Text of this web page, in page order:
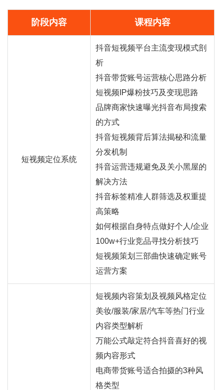
阶段内容 课程内容
短视频定位系统
抖音短视频平台主流变现模式剖
析
抖音带货账号运营核心思路分析
短视频IP爆粉技巧及变现思路
品牌商家快速曝光抖音布局搜索
的方式
抖音短视频背后算法揭秘和流量
分发机制
抖音运营违规避免及关小黑屋的
解决方法
抖音标签精准人群筛选及权重提
高策略
如何根据自身特点做好个人/企业
100w+行业竞品寻找分析技巧
短视频策划三部曲快速确定账号
运营方案
短视频内容策划及视频风格定位
美妆/服装/家居/汽车等热门行业
内容类型解析
万能公式敲定符合抖音喜好的视
频内容形式
电商带货账号适合拍摄的3种风
格类型